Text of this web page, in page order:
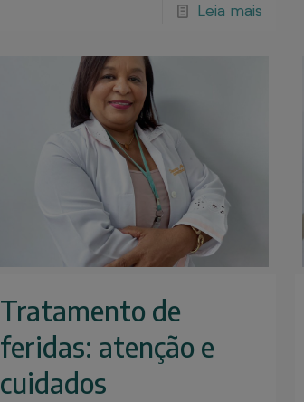
Leia mais
Tratamento de
feridas: atenção e
cuidados